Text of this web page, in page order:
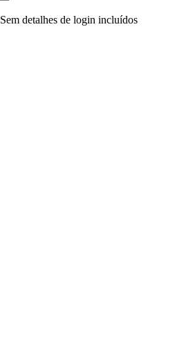
Sem detalhes de login incluídos